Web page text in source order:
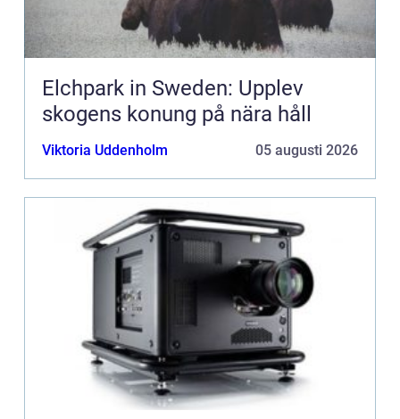
Elchpark in Sweden: Upplev
skogens konung på nära håll
Viktoria Uddenholm 05 augusti 2026